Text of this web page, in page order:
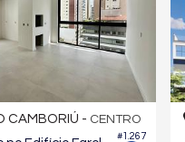
#1.267
CAMBORIÚ - CENTRO